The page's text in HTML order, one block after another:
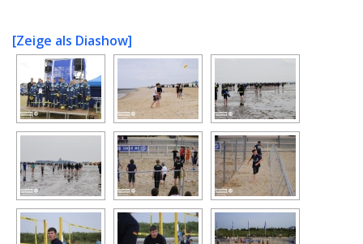
[Zeige als Diashow]